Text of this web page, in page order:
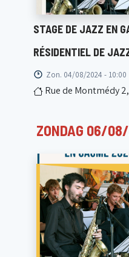
STAGE DE JAZZ EN
RÉSIDENTIEL DE
Zon. 04/08/2024 - 10:00
Rue de Montmédy
ZONDAG 06/